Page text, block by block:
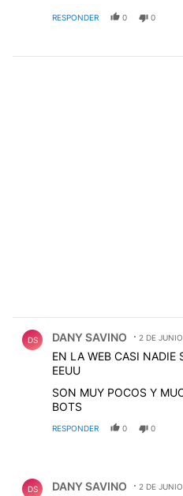
LA CREYERON Y BUEHH LOS TERMINARON A
RESPONDER 0 0
DS DANY SAVINO 2 DE
EN LA WEB CASI NADIE
EEUU
SON MUY POCOS Y
BOTS
RESPONDER 0 0
DS DANY SAVINO 2 DE